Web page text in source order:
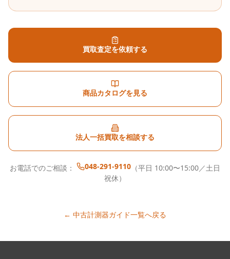
買取査定を依頼する
商品カタログを見る
法人一括買取を相談する
お電話でのご相談： 048-291-9110 （平日 10:00〜15:00／土日
祝休）
← 中古計測器ガイド一覧へ戻る